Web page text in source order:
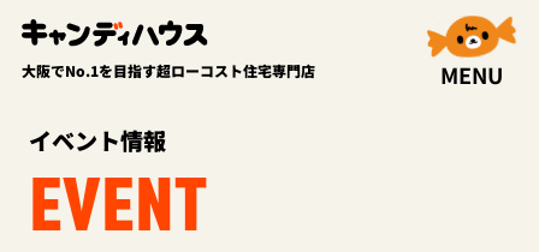
大阪でNo.1を目指す超ローコスト住宅専門店 MENU
イベント情報
EVENT